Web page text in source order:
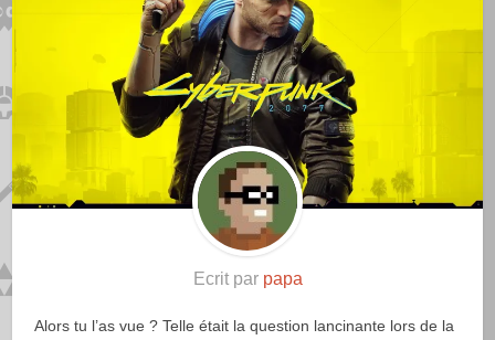
Ecrit par papa
Alors tu l’as vue ? Telle était la question lancinante lors de la